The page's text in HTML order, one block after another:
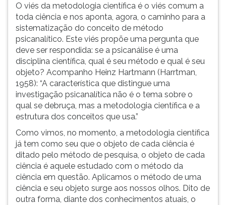
O viés da metodologia científica é o viés comum a
toda ciência e nos aponta, agora, o caminho para a
sistematização do conceito de método
psicanalítico. Este viés propõe uma pergunta que
deve ser respondida: se a psicanálise é uma
disciplina científica, qual é seu método e qual é seu
objeto? Acompanho Heinz Hartmann (Harrtman,
1958): “A característica que distingue uma
investigação psicanalítica não é o tema sobre o
qual se debruça, mas a metodologia científica e a
estrutura dos conceitos que usa.”
Como vimos, no momento, a metodologia científica
já tem como seu que o objeto de cada ciência é
ditado pelo método de pesquisa, o objeto de cada
ciência é aquele estudado com o método da
ciência em questão. Aplicamos o método de uma
ciência e seu objeto surge aos nossos olhos. Dito de
outra forma, diante dos conhecimentos atuais, o